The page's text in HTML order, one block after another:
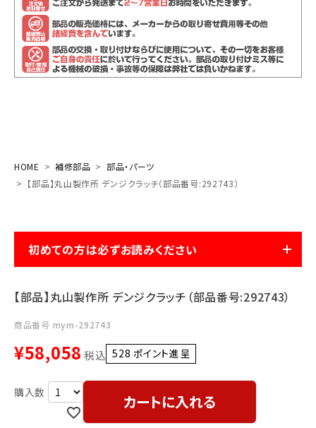
農業機械
作業用品
レンタル
ブログ
利用ガイド
HOME 補修部品
部品・パーツ
【部品】丸山製作所 デンジクラッチ（部品番号:292743）
初めての方は必ずお読みください
【部品】丸山製作所 デンジクラッチ（部品番号:292743）
商品番号 mym-292743
¥58,058 税込 528 ポイント進呈 ]
カートに入れる